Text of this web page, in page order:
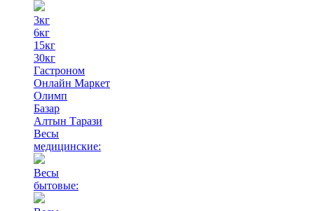
3кг
6кг
15кг
30кг
Гастроном
Онлайн Маркет
Олимп
Базар
Алтын Тарази
Весы
медицинские:
Весы
бытовые: